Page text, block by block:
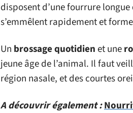
disposent d’une fourrure
s’emmêlent rapidement et
Un brossage quotidienet une
jeune âge de l’animal. Il faut
région nasale, et des courtes
A découvrir également :